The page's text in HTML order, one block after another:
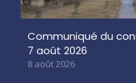
Communiqué du
7 août 2026
8 août 2026